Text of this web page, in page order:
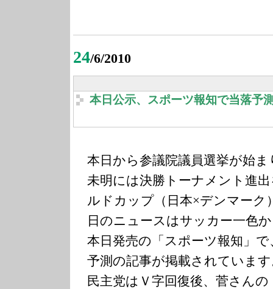
24/6/2010
本日公示、スポーツ報知で当落予
本日から参議院議員選挙が始
未明には決勝トーナメント進
ルドカップ（日本×デンマーク
日のニュースはサッカー一色
本日発売の「スポーツ報知」
予測の記事が掲載されていま
民主党はＶ字回復後、菅さん